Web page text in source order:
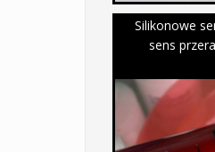
Silikonowe
sens